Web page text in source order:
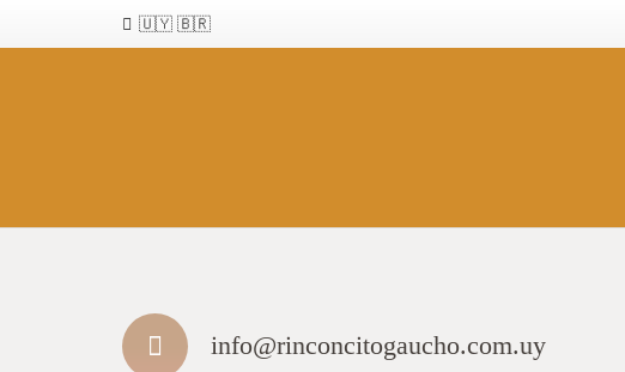
🇺🇾 🇧🇷
info@rinconcitogaucho.com.uy